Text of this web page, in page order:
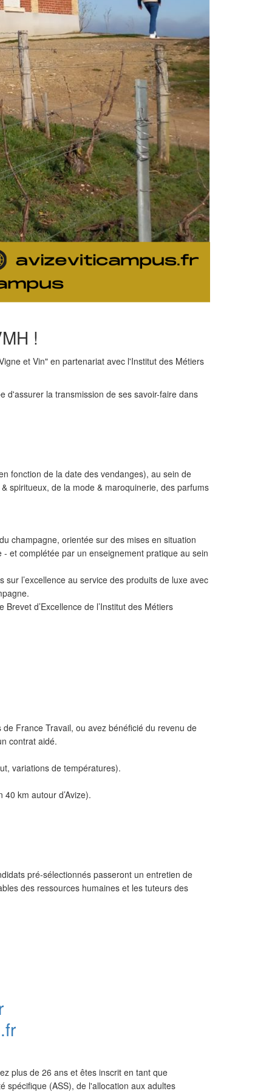
!
et Vin" en partenariat avec l'Institut des Métiers
d'assurer la transmission de ses savoir-faire dans
fonction de la date des vendanges), au sein de
spiritueux, de la mode & maroquinerie, des parfums
champagne, orientée sur des mises en situation
et complétée par un enseignement pratique au sein
l’excellence au service des produits de luxe avec
d’Excellence de l’Institut des Métiers
France Travail, ou avez bénéficié du revenu de
contrat aidé.
variations de températures).
km autour d’Avize).
pré-sélectionnés passeront un entretien de
des ressources humaines et les tuteurs des
plus de 26 ans et êtes inscrit en tant que
spécifique (ASS), de l'allocation aux adultes